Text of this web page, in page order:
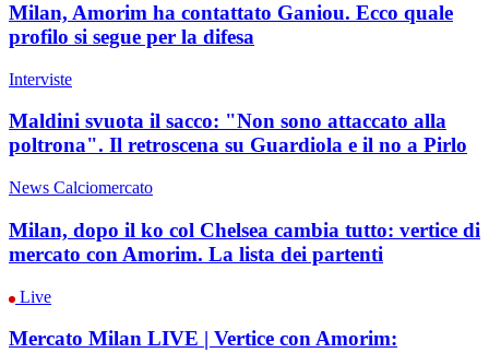
Milan, Amorim ha contattato Ganiou. Ecco quale
profilo si segue per la difesa
Interviste
Maldini svuota il sacco: "Non sono attaccato alla
poltrona". Il retroscena su Guardiola e il no a Pirlo
News Calciomercato
Milan, dopo il ko col Chelsea cambia tutto: vertice di
mercato con Amorim. La lista dei partenti
Live
Mercato Milan LIVE | Vertice con Amorim: